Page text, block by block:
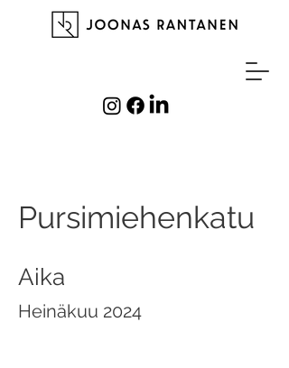
Pursimiehenkatu
Aika
Heinäkuu 2024